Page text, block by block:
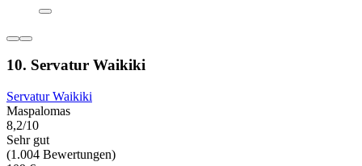
10. Servatur Waikiki
Servatur Waikiki
Maspalomas
8,2/10
Sehr gut
(1.004 Bewertungen)